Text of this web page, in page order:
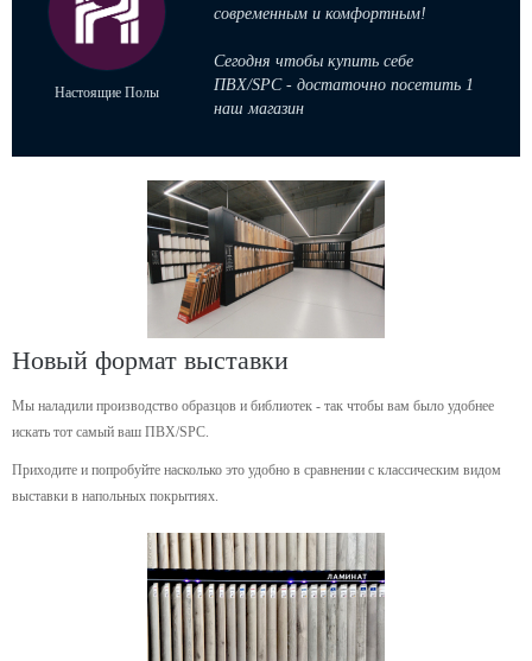
Настоящие Полы
современным и комфортным!
Сегодня чтобы купить себе
ПВХ/SPC - достаточно посетить 1
наш магазин
Новый формат выставки
Мы наладили производство образцов и библиотек - так чтобы вам было удобнее
искать тот самый ваш ПВХ/SPC.
Приходите и попробуйте насколько это удобно в сравнении с классическим видом
выставки в напольных покрытиях.